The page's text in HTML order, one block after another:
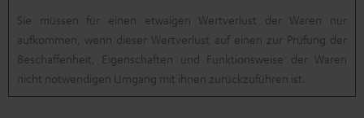
Sie müssen für einen etwaigen Wertverlust der Waren nur
aufkommen, wenn dieser Wertverlust auf einen zur Prüfung der
Beschaffenheit, Eigenschaften und Funktionsweise der Waren
nicht notwendigen Umgang mit ihnen zurückzuführen ist.